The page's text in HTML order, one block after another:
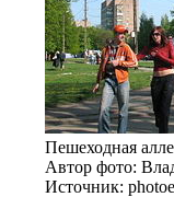
Пешеходная
Автор фото:
Источник: